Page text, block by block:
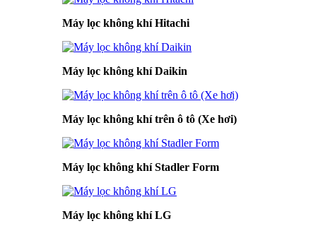
Máy lọc không khí Hitachi
Máy lọc không khí Daikin
Máy lọc không khí trên ô tô (Xe hơi)
Máy lọc không khí Stadler Form
Máy lọc không khí LG